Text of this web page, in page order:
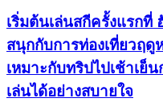
เริ่มต้นเล่นสกีครั้งแรกที่
สนุกกับการท่องเที่ยวฤดู
เหมาะกับทริปไปเช้าเย็
เล่นได้อย่างสบายใจ